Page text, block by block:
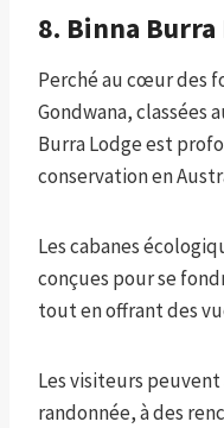
8. Binna Burra
Perché au cœur des
Gondwana, classées
Burra Lodge est
conservation en
Les cabanes
conçues pour se
tout en offrant des
Les visiteurs
randonnée, à des